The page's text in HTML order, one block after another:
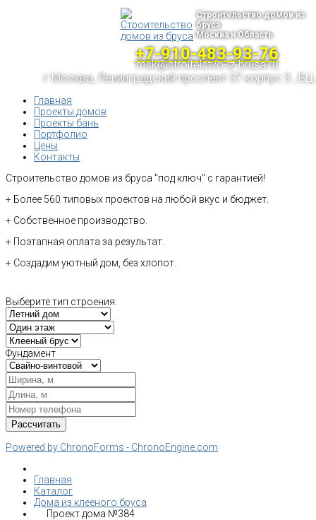
Строительство домов из
бруса
Москва и Область
+7-910-483-93-76
msk@stroitelstvo-iz-brusa.ru
г.Москва, Ленинградский проспект 37 корпус 3 , БЦ
Главная
Проекты домов
Проекты бань
Портфолио
Цены
Контакты
Строительство домов из бруса "под ключ" с гарантией!
+ Более 560 типовых проектов на любой вкус и бюджет.
+ Собственное производство.
+ Поэтапная оплата за результат.
+ Создадим уютный дом, без хлопот.
Выберите тип строения:
Фундамент
Powered by ChronoForms - ChronoEngine.com
Главная
Каталог
Дома из клееного бруса
Проект дома №384